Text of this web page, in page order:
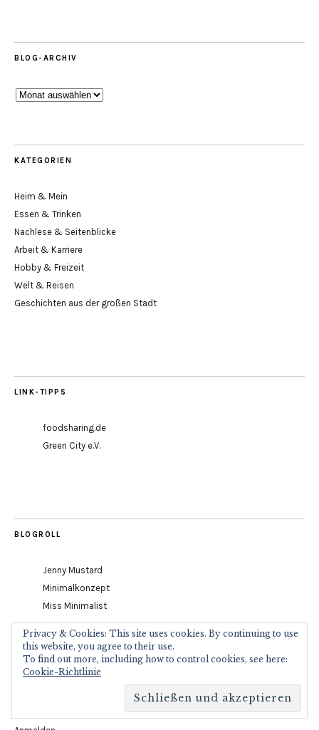
BLOG-ARCHIV
Blog-
KATEGORIEN
Heim & Mein
Essen & Trinken
Nachlese & Seitenblicke
Arbeit & Karriere
Hobby & Freizeit
Welt & Reisen
Geschichten aus der großen Stadt
LINK-TIPPS
foodsharing.de
Green City e.V.
BLOGROLL
Jenny Mustard
Minimalkonzept
Miss Minimalist
Privacy & Cookies: This site uses cookies. By continuing to use
this website, you agree to their use.
To find out more, including how to control cookies, see here:
Cookie-Richtlinie